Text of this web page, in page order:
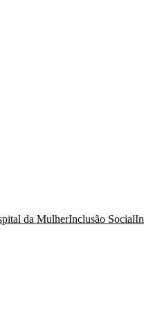
da MulherInclusão Social